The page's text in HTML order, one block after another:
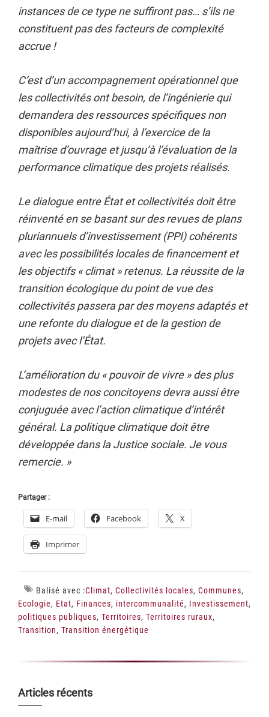
instances de ce type ne suffiront pas… s’ils ne
constituent pas des facteurs de complexité
accrue !
C’est d’un accompagnement opérationnel que
les collectivités ont besoin, de l’ingénierie qui
demandera des ressources spécifiques non
disponibles aujourd’hui, à l’exercice de la
maîtrise d’ouvrage et jusqu’à l’évaluation de la
performance climatique des projets réalisés.
Le dialogue entre État et collectivités doit être
réinventé en se basant sur des revues de plans
pluriannuels d’investissement (PPI) cohérents
avec les possibilités locales de financement et
les objectifs « climat » retenus. La réussite de la
transition écologique du point de vue des
collectivités passera par des moyens adaptés et
une refonte du dialogue et de la gestion de
projets avec l’État.
L’amélioration du « pouvoir de vivre » des plus
modestes de nos concitoyens devra aussi être
conjuguée avec l’action climatique d’intérêt
général. La politique climatique doit être
développée dans la Justice sociale. Je vous
remercie. »
Partager :
E-mail Facebook X
Imprimer
Balisé avec :Climat, Collectivités locales, Communes,
Ecologie, Etat, Finances, intercommunalité, Investissement,
politiques publiques, Territoires, Territoires ruraux,
Transition, Transition énergétique
Barre
Articles récents